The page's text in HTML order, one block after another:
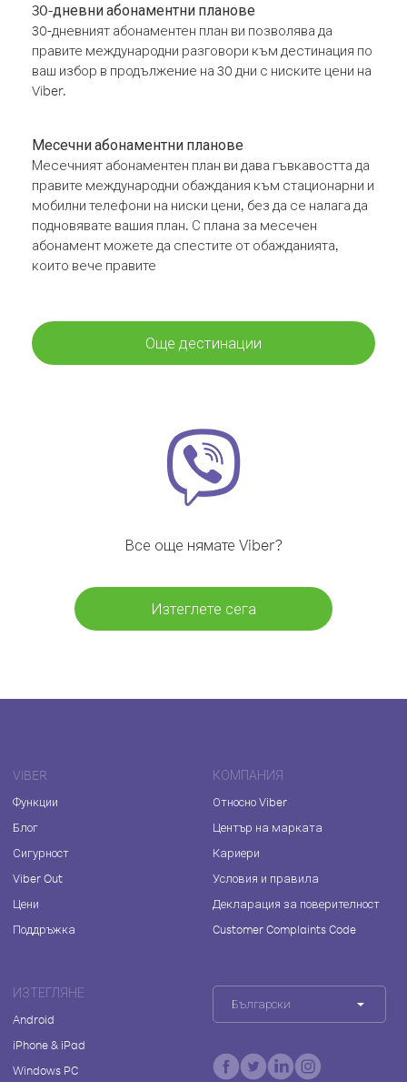
30-дневни абонаментни планове
30-дневният абонаментен план ви позволява да
правите международни разговори към дестинация по
ваш избор в продължение на 30 дни с ниските цени на
Viber.
Месечни абонаментни планове
Месечният абонаментен план ви дава гъвкавостта да
правите международни обаждания към стационарни и
мобилни телефони на ниски цени, без да се налага да
подновявате вашия план. С плана за месечен
абонамент можете да спестите от обажданията,
които вече правите
Още дестинации
Все още нямате Viber?
Изтеглете сега
VIBER
Функции
Блог
Сигурност
Viber Out
Цени
Поддръжка
КОМПАНИЯ
Относно Viber
Център на марката
Кариери
Условия и правила
Декларация за поверителност
Customer Complaints Code
ИЗТЕГЛЯНЕ
Android
iPhone & iPad
Windows PC
Български